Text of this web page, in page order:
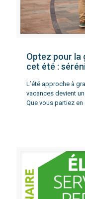
Optez pour la
cet été :
L’été approche à
vacances devient
Que vous partiez